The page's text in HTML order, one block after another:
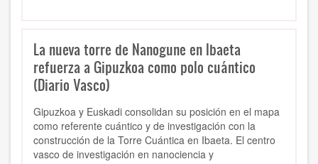
La nueva torre de Nanogune en Ibaeta
refuerza a Gipuzkoa como polo cuántico
(Diario Vasco)
Gipuzkoa y Euskadi consolidan su posición en el mapa
como referente cuántico y de investigación con la
construcción de la Torre Cuántica en Ibaeta. El centro
vasco de investigación en nanociencia y